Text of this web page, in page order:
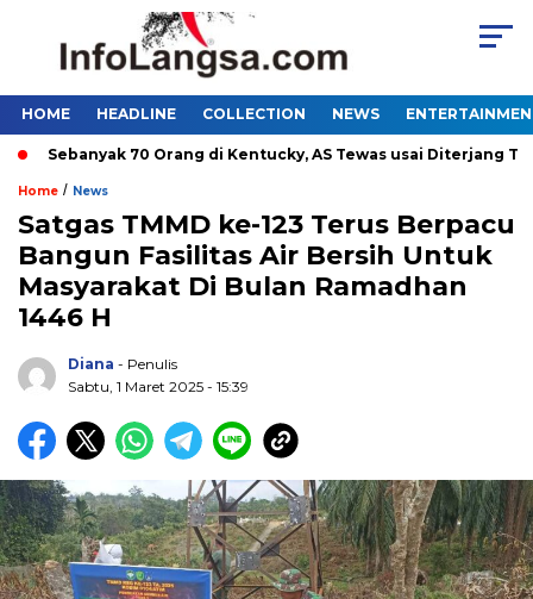
HOME HEADLINE COLLECTION NEWS
Sebanyak 70 Orang di Kentucky, AS Tewas usai Diterjang
Home / News
Satgas TMMD ke-123 Terus Berpacu
Bangun Fasilitas Air Bersih Untuk
Masyarakat Di Bulan Ramadhan
1446 H
Diana - Penulis
Sabtu, 1 Maret 2025 - 15:39